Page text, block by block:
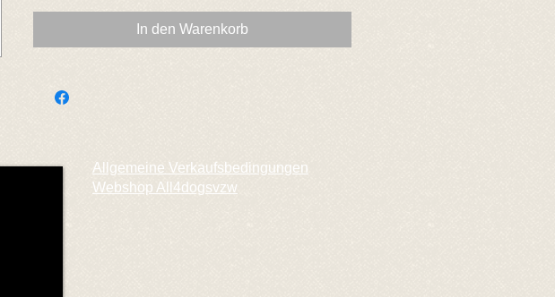
In den Warenkorb
Allgemeine Verkaufsbedingungen
Webshop All4dogsvzw